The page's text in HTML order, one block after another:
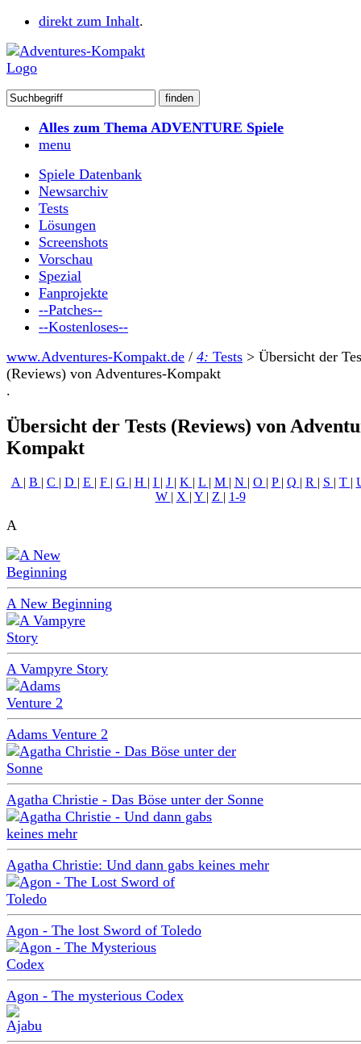
direkt zum Inhalt.
Alles zum Thema ADVENTURE Spiele
menu
Spiele Datenbank
Newsarchiv
Tests
Lösungen
Screenshots
Vorschau
Spezial
Fanprojekte
--Patches--
--Kostenloses--
www.Adventures-Kompakt.de / 4: Tests > Übersicht der
(Reviews) von Adventures-Kompakt
.
Übersicht der Tests (Reviews) von
Kompakt
A | B | C | D | E | F | G | H | I | J | K | L | M | N | O | P | Q | R | S | T |
W | X | Y | Z | 1-9
A
A New Beginning
A Vampyre Story
Adams Venture 2
Agatha Christie - Das Böse unter der Sonne
Agatha Christie: Und dann gabs keines mehr
Agon - The lost Sword of Toledo
Agon - The mysterious Codex